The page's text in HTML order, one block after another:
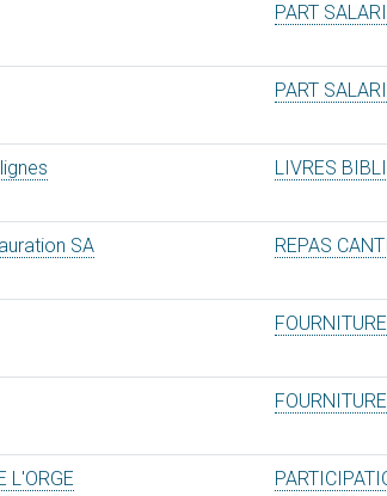
PART
PART
LIVRES
SA REPAS
L'ORGE